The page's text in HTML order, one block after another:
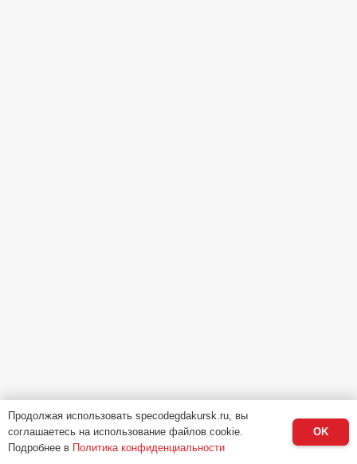
Продолжая использовать specodegdakursk.ru, вы
соглашаетесь на использование файлов cookie.
Подробнее в Политика конфиденциальности
OK